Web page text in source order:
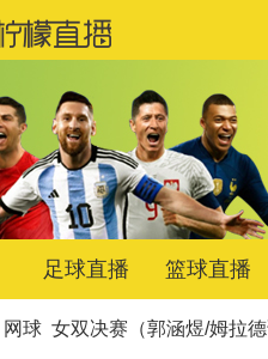
足球直播 篮球直播
网球 女双决赛（郭涵煜/姆拉德